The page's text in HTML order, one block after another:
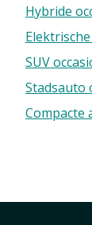
Hybride
SUV
Stadsauto
Compacte